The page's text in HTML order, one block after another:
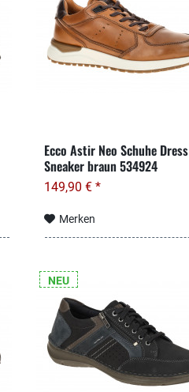
Ecco Astir Neo Schuhe Dress
Sneaker braun 534924
149,90 € *
Merken
NEU